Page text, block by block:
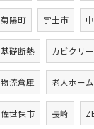
菊陽町 宇土市
基礎断熱 カビクリ
物流倉庫 老人ホーム
佐世保市 長崎